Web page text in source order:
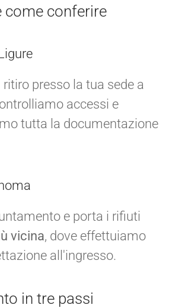
come conferire
presso la tua sede a
accessi e
tutta la documentazione
e porta i rifiuti
vicina, dove effettuiamo
all'ingresso.
in tre passi